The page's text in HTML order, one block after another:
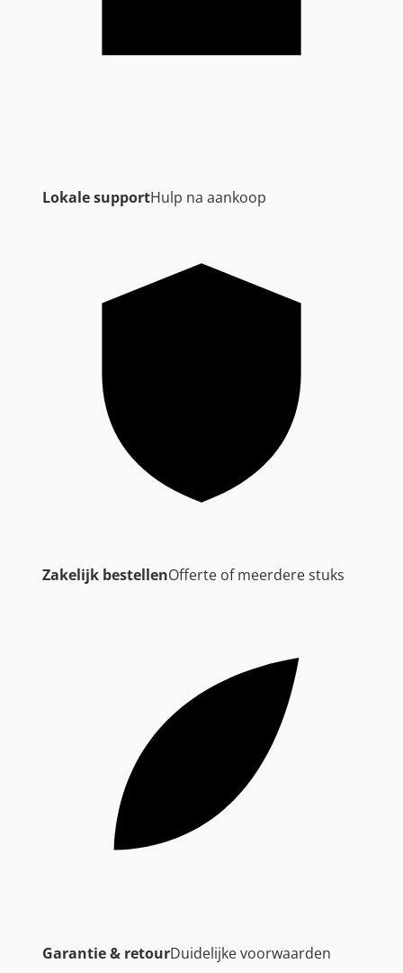
Lokale supportHulp na aankoop
Zakelijk bestellenOfferte of meerdere stuks
Garantie & retourDuidelijke voorwaarden